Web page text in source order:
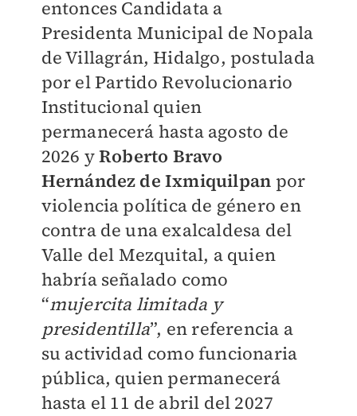
entonces Candidata a
Presidenta Municipal de Nopala
de Villagrán, Hidalgo, postulada
por el Partido Revolucionario
Institucional quien
permanecerá hasta agosto de
2026 yRoberto Bravo
Hernández de Ixmiquilpan por
violencia política de género en
contra de una exalcaldesa del
Valle del Mezquital, a quien
habría señalado como
“mujercita limitada y
presidentilla”, en referencia a
su actividad como funcionaria
pública, quien permanecerá
hasta el 11 de abril del 2027